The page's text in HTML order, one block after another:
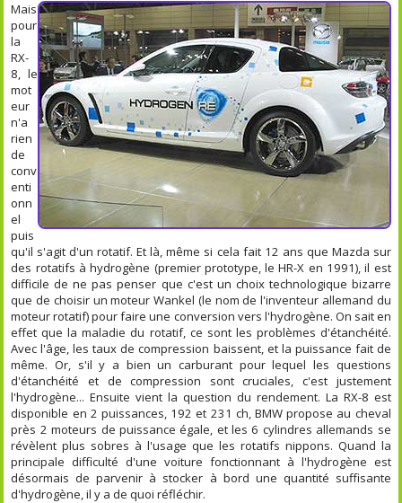
Mais
pour
la
RX-
8, le
mot
eur
n'a
rien
de
conv
enti
onn
el
puis
qu'il s'agit d'un rotatif. Et là, même si cela fait 12 ans que Mazda sur
des rotatifs à hydrogène (premier prototype, le HR-X en 1991), il est
difficile de ne pas penser que c'est un choix technologique bizarre
que de choisir un moteur Wankel (le nom de l'inventeur allemand du
moteur rotatif) pour faire une conversion vers l'hydrogène. On sait en
effet que la maladie du rotatif, ce sont les problèmes d'étanchéité.
Avec l'âge, les taux de compression baissent, et la puissance fait de
même. Or, s'il y a bien un carburant pour lequel les questions
d'étanchéité et de compression sont cruciales, c'est justement
l'hydrogène... Ensuite vient la question du rendement. La RX-8 est
disponible en 2 puissances, 192 et 231 ch, BMW propose au cheval
près 2 moteurs de puissance égale, et les 6 cylindres allemands se
révèlent plus sobres à l'usage que les rotatifs nippons. Quand la
principale difficulté d'une voiture fonctionnant à l'hydrogène est
désormais de parvenir à stocker à bord une quantité suffisante
d'hydrogène, il y a de quoi réfléchir.